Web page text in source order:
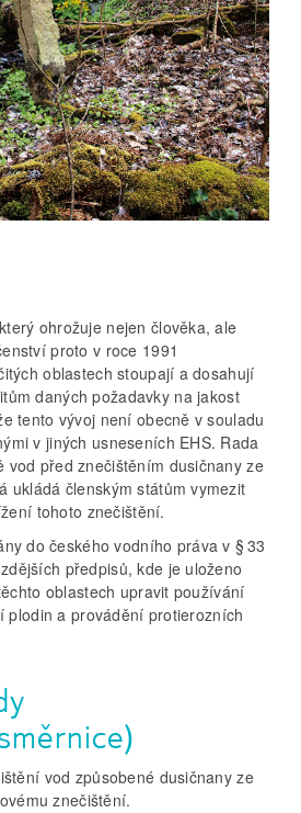
ohrožuje nejen člověka, ale
proto v roce 1991
oblastech stoupají a dosahují
daných požadavky na jakost
tento vývoj není obecně v souladu
v jiných usneseních EHS. Rada
vod před znečištěním dusičnany ze
ukládá členským státům vymezit
tohoto znečištění.
do českého vodního práva v § 33
předpisů, kde je uloženo
oblastech upravit používání
plodin a provádění protierozních
vod způsobené dusičnany ze
znečištění.